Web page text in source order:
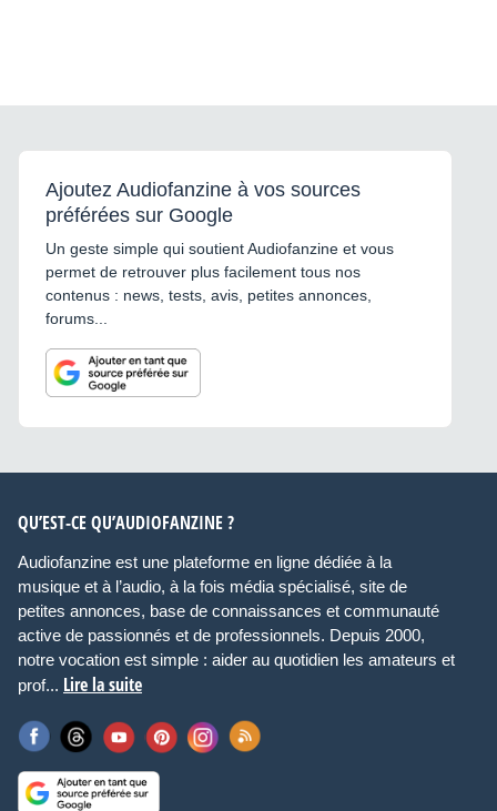
Ajoutez Audiofanzine à vos sources
préférées sur Google
Un geste simple qui soutient Audiofanzine et vous
permet de retrouver plus facilement tous nos
contenus : news, tests, avis, petites annonces,
forums...
QU’EST-CE QU’AUDIOFANZINE ?
Audiofanzine est une plateforme en ligne dédiée à la
musique et à l’audio, à la fois média spécialisé, site de
petites annonces, base de connaissances et communauté
active de passionnés et de professionnels. Depuis 2000,
notre vocation est simple : aider au quotidien les amateurs et
prof... Lire la suite